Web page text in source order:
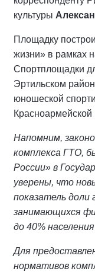
культуры
Площадку
жизни» в рамках
Спортплощадки
Эртильском
юношеской
Напомним,
комплекса ГТО,
России» в
уверены, что
показатель доли
занимающихся
до 40%
Для
нормативов